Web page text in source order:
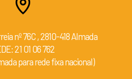
nº 76C , 2810-418 Almada
21 01 06 762
para rede fixa nacional)